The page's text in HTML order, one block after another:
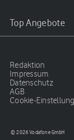
Top Angebote
Redaktion
Impressum
Datenschutz
AGB
Cookie-
© 2026 Vodafone GmbH